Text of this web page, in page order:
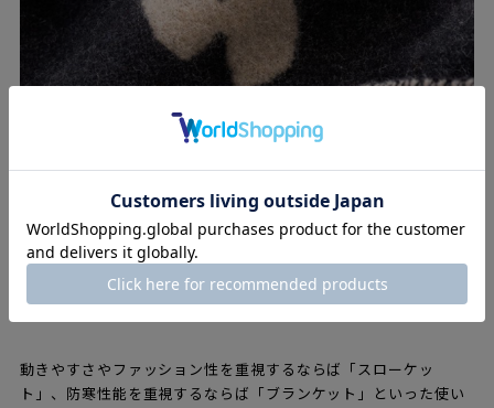
「ブランケット」は目がぎっしりと詰まったジャガード織。ウー
ルの糸と糸の間に空気の層がしっかり入り込んで熱を逃がさない
構造になっており、空気をたっぷり含み温かいのが特徴です。
ブランケットはこちら
動きやすさやファッション性を重視するならば「スローケッ
ト」、防寒性能を重視するならば「ブランケット」といった使い